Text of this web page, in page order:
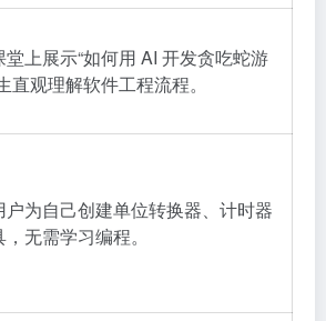
上展示“如何用 AI 开发贪吃蛇游
直观理解软件工程流程。
户为自己创建单位转换器、计时器
无需学习编程。